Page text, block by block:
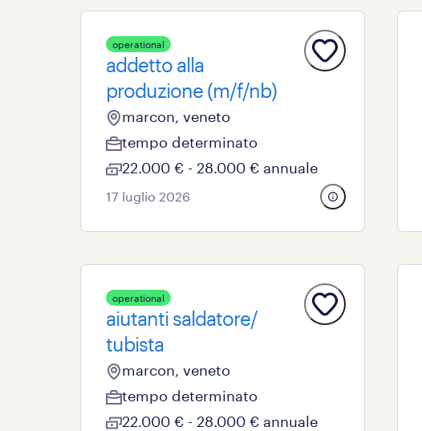
operational
addetto alla
produzione (m/f/nb)
marcon, veneto
tempo determinato
22.000 € - 28.000 € annuale
17 luglio 2026
operational
aiutanti saldatore/
tubista
marcon, veneto
tempo determinato
22.000 € - 28.000 € annuale